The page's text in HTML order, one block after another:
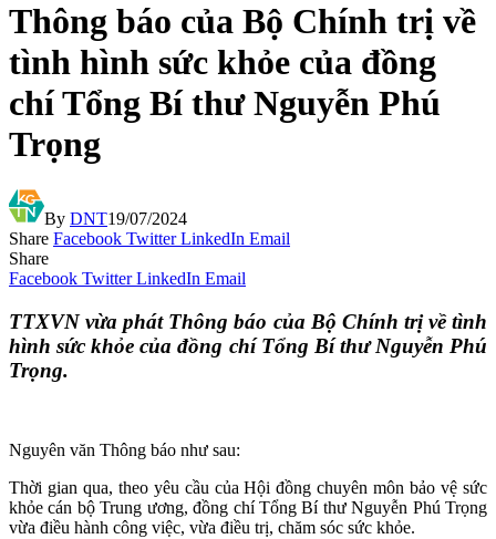
Thông báo của Bộ Chính trị về
tình hình sức khỏe của đồng
chí Tổng Bí thư Nguyễn Phú
Trọng
By DNT19/07/2024
Share Facebook Twitter LinkedIn Email
Share
Facebook Twitter LinkedIn Email
TTXVN vừa phát Thông báo của Bộ Chính trị về tình
hình sức khỏe của đồng chí Tổng Bí thư Nguyễn Phú
Trọng.
Nguyên văn Thông báo như sau:
Thời gian qua, theo yêu cầu của Hội đồng chuyên môn bảo vệ sức
khỏe cán bộ Trung ương, đồng chí Tổng Bí thư Nguyễn Phú Trọng
vừa điều hành công việc, vừa điều trị, chăm sóc sức khỏe.